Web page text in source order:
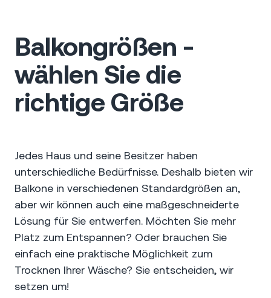
Balkongrößen -
wählen Sie die
richtige Größe
Jedes Haus und seine Besitzer haben
unterschiedliche Bedürfnisse. Deshalb bieten wir
Balkone in verschiedenen Standardgrößen an,
aber wir können auch eine maßgeschneiderte
Lösung für Sie entwerfen. Möchten Sie mehr
Platz zum Entspannen? Oder brauchen Sie
einfach eine praktische Möglichkeit zum
Trocknen Ihrer Wäsche? Sie entscheiden, wir
setzen um!